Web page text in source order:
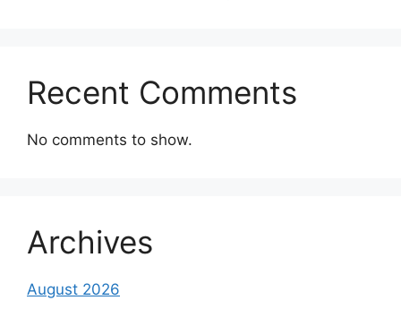
Recent Comments
No comments to show.
Archives
August 2026